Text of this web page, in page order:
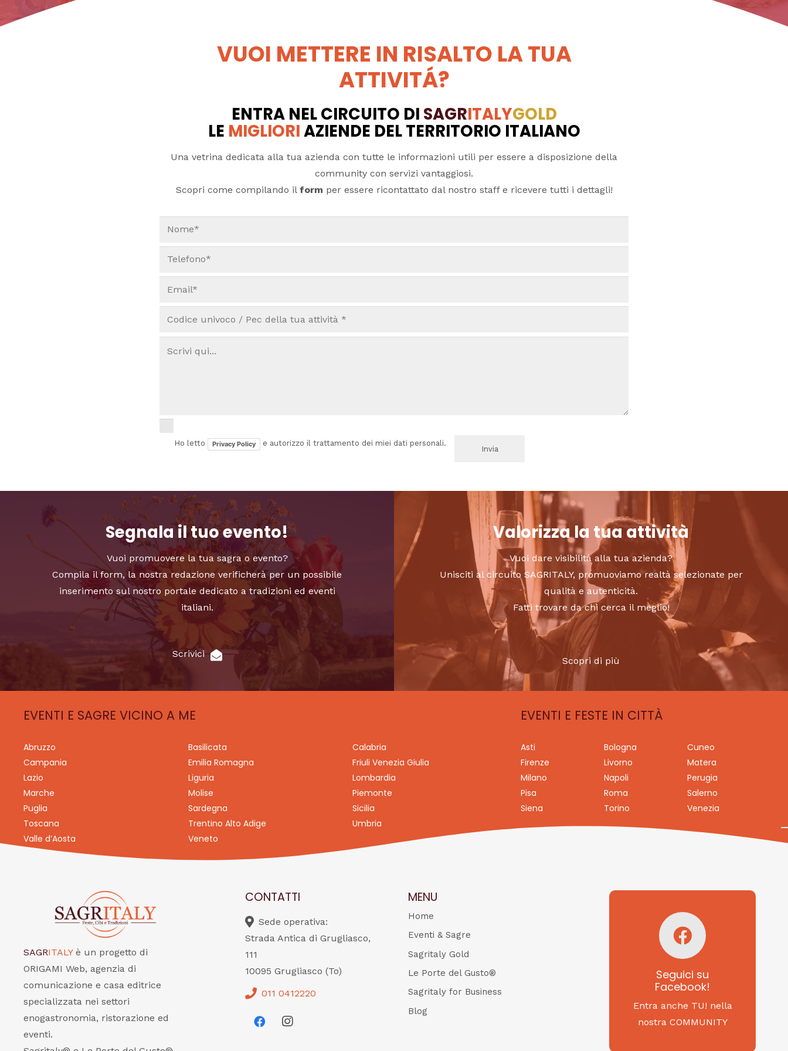
VUOI METTERE IN RISALTO LA TUA
ATTIVITÁ?
ENTRA NEL CIRCUITO DI SAGRITALYGOLD
LE MIGLIORIAZIENDE DEL TERRITORIO ITALIANO
Una vetrina dedicata alla tua azienda con tutte le informazioni utili per essere a disposizione della
community con servizi vantaggiosi.
Scopri come compilando il form per essere ricontattato dal nostro staff e ricevere tutti i dettagli!
Ho letto Privacy Policy e autorizzo il trattamento dei miei dati personali.
Segnala il tuo evento!
Vuoi promuovere la tua sagra o evento?
Compila il form, la nostra redazione verificherà per un possibile
inserimento sul nostro portale dedicato a tradizioni ed eventi
italiani.
Scrivici
Valorizza la tua attività
Vuoi dare visibilità alla tua azienda?
Unisciti al circuito SAGRITALY, promuoviamo realtà selezionate per
qualità e autenticità.
Fatti trovare da chi cerca il meglio!
Scopri di più
EVENTI E SAGRE VICINO A ME
Abruzzo Basilicata
Calabria
Campania
Emilia Romagna
Friuli Venezia Giulia
Lazio
Liguria
Lombardia
Marche
Molise
Piemonte
Puglia
Sardegna
Sicilia
Toscana
Trentino Alto Adige
Umbria
Valle d’Aosta
Veneto
EVENTI E FESTE IN CITTÀ
Asti Bologna
Cuneo
Firenze
Livorno
Matera
Milano
Napoli
Perugia
Pisa
Roma
Salerno
Siena
Torino Venezia
SAGRITALY è un progetto di
ORIGAMI Web, agenzia di
comunicazione e casa editrice
specializzata nei settori
enogastronomia, ristorazione ed
eventi.
CONTATTI
Sede operativa:
Strada Antica di Grugliasco,
111
10095 Grugliasco (To)
011 0412220
MENU
Home
Eventi & Sagre
Sagritaly Gold
Le Porte del Gusto®
Sagritaly for Business
Blog
Seguici su
Facebook!
Entra anche TU! nella
nostra COMMUNITY
Seguici su
Facebook!
SAGRITALY
Feste, cibi e tradizioni
da Nord a Sud...